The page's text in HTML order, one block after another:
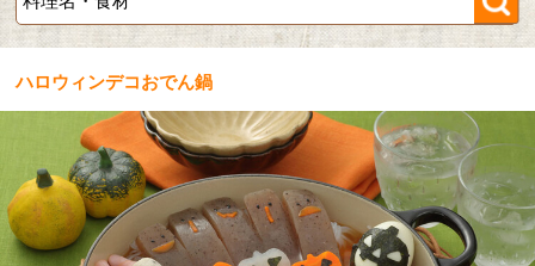
ハロウィンデコおでん鍋